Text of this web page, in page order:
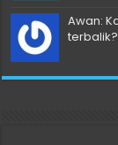
Awan: